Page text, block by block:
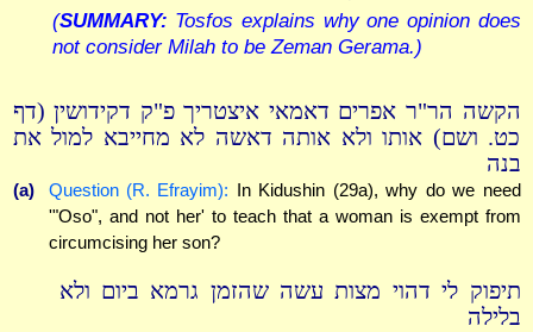
(SUMMARY: Tosfos explains why one opinion does
not consider Milah to be Zeman Gerama.)
הקשה הר"ר אפרים דאמאי איצטריך פ"ק דקידושין (דף
כט. ושם) אותו ולא אותה דאשה לא מחייבא למול את
בנה
(a) Question (R. Efrayim): In Kidushin (29a), why do we need
'"Oso", and not her' to teach that a woman is exempt from
circumcising her son?
תיפוק לי דהוי מצות עשה שהזמן גרמא ביום ולא
בלילה